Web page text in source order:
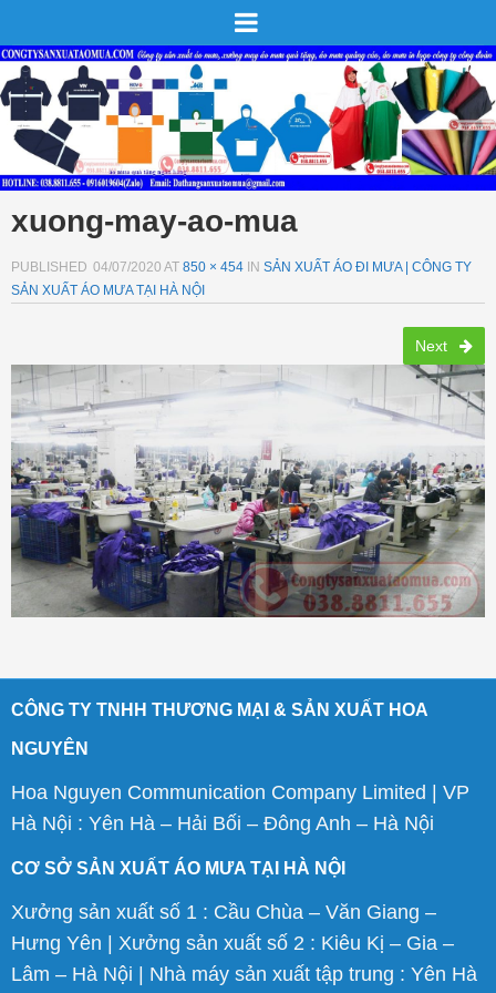
xuong-may-ao-mua
PUBLISHED 04/07/2020 AT 850 × 454 IN SẢN XUẤT ÁO ĐI MƯA | CÔNG TY
SẢN XUẤT ÁO MƯA TẠI HÀ NỘI
Next
CÔNG TY TNHH THƯƠNG MẠI & SẢN XUẤT HOA
NGUYÊN
Hoa Nguyen Communication Company Limited | VP
Hà Nội : Yên Hà – Hải Bối – Đông Anh – Hà Nội
CƠ SỞ SẢN XUẤT ÁO MƯA TẠI HÀ NỘI
Xưởng sản xuất số 1 : Cầu Chùa – Văn Giang –
Hưng Yên | Xưởng sản xuất số 2 : Kiêu Kị – Gia –
Lâm – Hà Nội | Nhà máy sản xuất tập trung : Yên Hà